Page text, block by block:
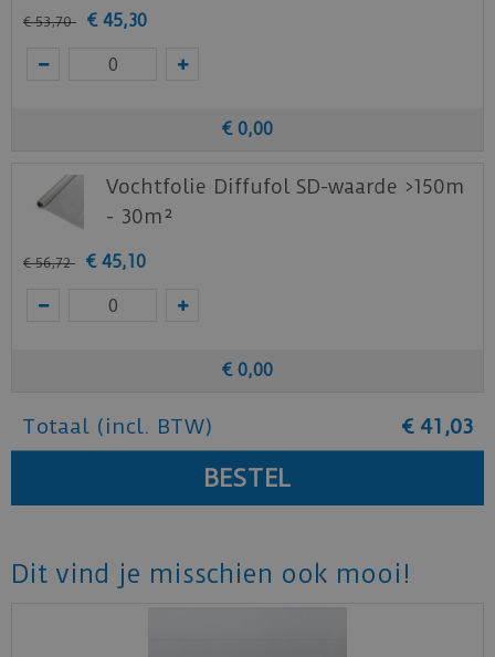
€ 53,70 € 45,30
€ 0,00
Vochtfolie Diffufol SD-waarde >150m
- 30m²
€ 56,72 € 45,10
€ 0,00
Totaal (incl. BTW) € 41 ,03
Dit vind je misschien ook mooi!